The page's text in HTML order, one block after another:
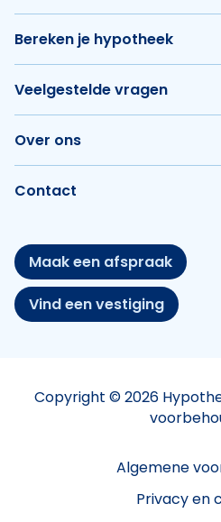
Bereken je hypotheek
Veelgestelde vragen
Over ons
Contact
Maak een afspraak
Vind een vestiging
Copyright © 2026
Algemene
Privacy en